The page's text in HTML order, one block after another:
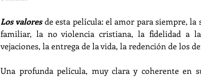
Los valores de esta película: el amor para siempre,
familiar, la no violencia cristiana, la fidelidad a
vejaciones, la entrega de la vida, la redención de los
Una profunda película, muy clara y coherente en